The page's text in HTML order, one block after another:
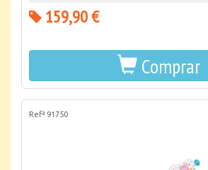
159,90 €
Comprar
Refª 91750